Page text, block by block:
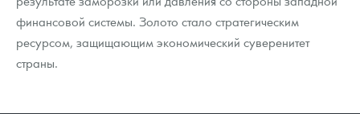
финансовой системы. Золото стало стратегическим
ресурсом, защищающим экономический суверенитет
страны.